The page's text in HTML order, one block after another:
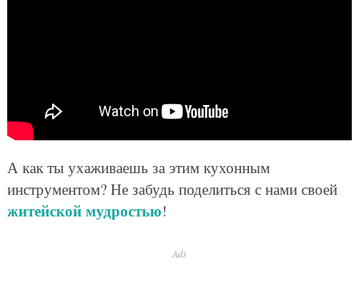
А как ты ухаживаешь за этим кухонным
инструментом? Не забудь поделиться с нами своей
житейской мудростью!
Ads